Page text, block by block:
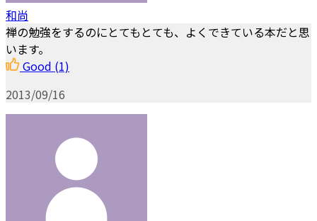
和尚
禅の勉強をするのにとてもとても、よくできている本だと思
います。
Good (1)
2013/09/16